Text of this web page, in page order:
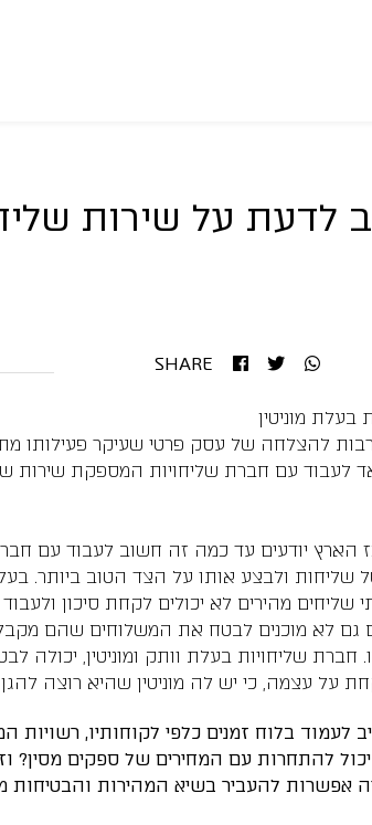
על שירות
SHARE
מוניטין
רבות להצלחה של עסק פרטי שעיקר פעילותו
לעבוד עם חברת שליחויות המספקת שירות
הארץ יודעים עד כמה זה חשוב לעבוד עם
ולבצע אותו על הצד הטוב ביותר.
שליחים מהירים לא יכולים לקחת סיכון
לא מוכנים לבטח את המשלוחים שהם
חברת שליחויות בעלת וותק ומוניטין, יכולה
על עצמה, כי יש לה מוניטין שהיא רוצה להגן
בלוח זמנים כלפי לקוחותיו, רשויות
להתחרות עם המחירים של ספקים
אפשרות להעביר בשיא המהירות